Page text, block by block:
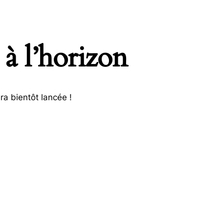
l’horizon
bientôt lancée !